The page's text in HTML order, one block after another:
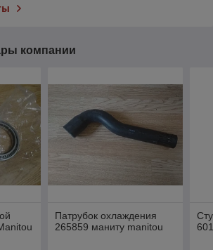
компании
Патрубок охлаждения
265859 маниту manitou